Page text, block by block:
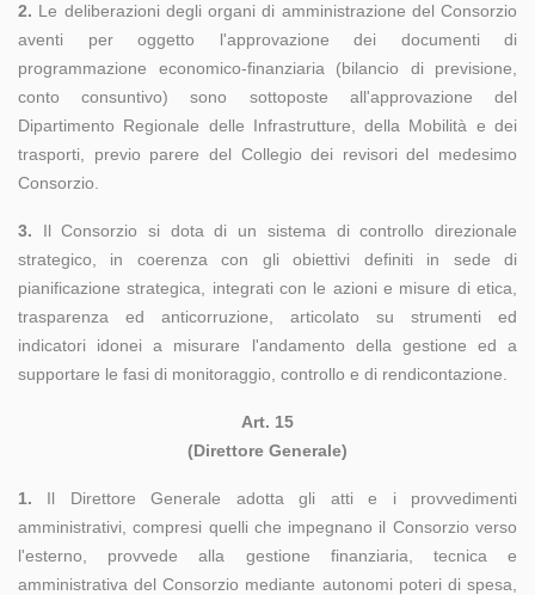
2. Le deliberazioni degli organi di amministrazione del Consorzio
aventi per oggetto l'approvazione dei documenti di
programmazione economico-finanziaria (bilancio di previsione,
conto consuntivo) sono sottoposte all'approvazione del
Dipartimento Regionale delle Infrastrutture, della Mobilità e dei
trasporti, previo parere del Collegio dei revisori del medesimo
Consorzio.
3. Il Consorzio si dota di un sistema di controllo direzionale
strategico, in coerenza con gli obiettivi definiti in sede di
pianificazione strategica, integrati con le azioni e misure di etica,
trasparenza ed anticorruzione, articolato su strumenti ed
indicatori idonei a misurare l'andamento della gestione ed a
supportare le fasi di monitoraggio, controllo e di rendicontazione.
Art. 15
(Direttore Generale)
1. Il Direttore Generale adotta gli atti e i provvedimenti
amministrativi, compresi quelli che impegnano il Consorzio verso
l'esterno, provvede alla gestione finanziaria, tecnica e
amministrativa del Consorzio mediante autonomi poteri di spesa,